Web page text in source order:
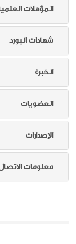
المؤهلات
شهادات البورد
الخبرة
العضويات
الإصدارات
معلومات